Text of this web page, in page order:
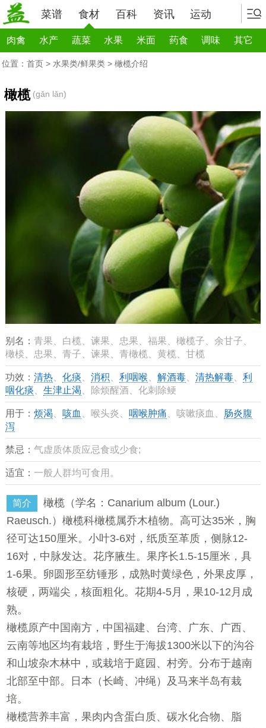
菜谱 食材 百科 资讯 运动
肉禽 水产 蔬菜 水果 米面 药食 调味 其它
位置： 首页 > 水果类/鲜果类 > 橄榄介绍
橄榄(gǎn lǎn)
别名： 青果、白榄、谏果、忠果、福果、橄榄子、余甘子、
橄棪、忠果、青子、谏果、青橄榄、黄榄、甘榄
功效： 清热、 化痰 消积 利咽喉 解酒毒、 清热解毒、 利
咽化痰
生津止渴 、除烦醒酒、化刺除鲠
用于： 烦渴 咳血 、喉头炎、 咽喉肿痛 、咳嗽痰血、 肠炎腹
泻
禁忌： 气虚质体质应忌食或少食;
适宜： 一般人群均可食用。
简介
橄榄（学名：Canarium album (Lour.)
Raeusch.）橄榄科橄榄属乔木植物。高可达35米，胸
径可达150厘米。小叶3-6对，纸质至革质，侧脉12-
16对，中脉发达。花序腋生。果序长1.5-15厘米，具
1-6果。卵圆形至纺锤形，成熟时黄绿色，外果皮厚，
核硬，两端尖，核面粗化。花期4-5月，果10-12月成
熟。
橄榄原产中国南方，中国福建、台湾、广东、广西、
云南等地区均有栽培，野生于海拔1300米以下的沟谷
和山坡杂木林中，或栽培于庭园、村旁。分布于越南
北部至中部。日本（长崎、冲绳）及马来半岛有栽
培。
橄榄营养丰富，果肉内含蛋白质、碳水化合物、脂